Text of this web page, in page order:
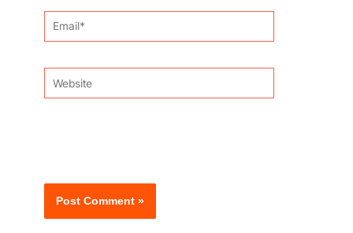
Email*
Website